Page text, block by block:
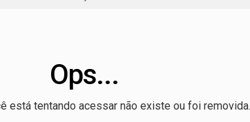
juros, não dos gastos, afirma Dario Durigan
em quatro cidades do Rio Grande do
Ops...
está tentando acessar não existe ou foi removida.